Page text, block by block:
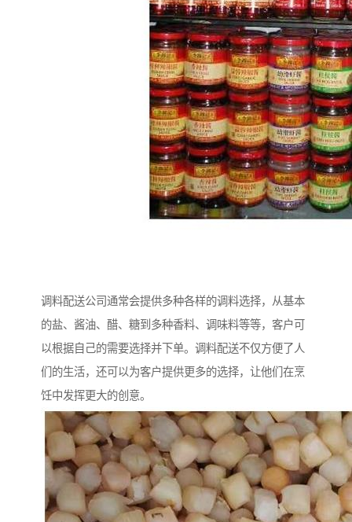
调料配送公司通常会提供多种各样的调料选择，从基本
的盐、酱油、醋、糖到多种香料、调味料等等，客户可
以根据自己的需要选择并下单。调料配送不仅方便了人
们的生活，还可以为客户提供更多的选择，让他们在烹
饪中发挥更大的创意。